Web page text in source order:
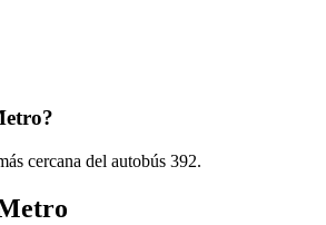
cercana del autobús 392.